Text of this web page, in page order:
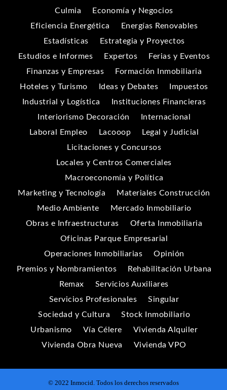
Culmia
Economía y Negocios
Eficiencia Energética
Energías Renovables
Estadísticas
Estrategia y Proyectos
Estudios e Informes
Expertos
Ferias y Eventos
Finanzas y Empresas
Formación Inmobiliaria
Hoteles y Turismo
Ideas y Debates
Impuestos
Industrial y Logística
Instituciones Financieras
Interiorismo Decoración
Internacional
Laboral Empleo
Lacooop
Legal y Judicial
Licitaciones y Concursos
Locales y Centros Comerciales
Macroeconomía y Política
Marketing y Tecnología
Materiales Construcción
Medio Ambiente
Mercado Inmobiliario
Obras e Infraestructuras
Oferta Inmobiliaria
Oficinas Parque Empresarial
Operaciones Inmobiliarias
Opinión
Premios y Nombramientos
Rehabilitación Urbana
Remax
Servicios Auxiliares
Servicios Profesionales
Singular
Sociedad y Cultura
Stock Inmobiliario
Urbanismo
Vía Célere
Vivienda Alquiler
Vivienda Obra Nueva
Vivienda VPO
© 2022 Inmocid. Todos los derechos reservados